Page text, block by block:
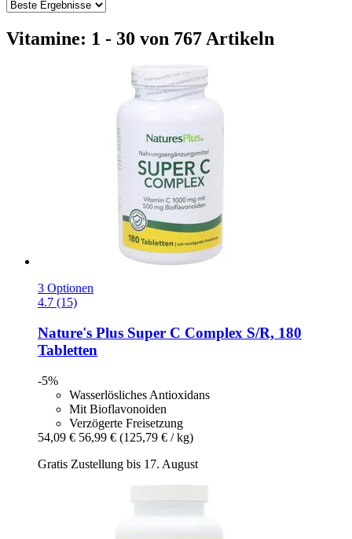
Vitamine: 1 - 30 von 767 Artikeln
3 Optionen
4.7 (15)
Nature's Plus Super C Complex S/R, 180
Tabletten
-5%
Wasserlösliches Antioxidans
Mit Bioflavonoiden
Verzögerte Freisetzung
54,09 € 56,99 € (125,79 € / kg)
Gratis Zustellung bis 17. August